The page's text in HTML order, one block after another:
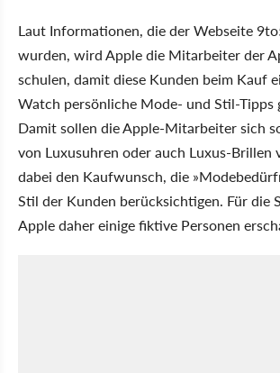
Laut Informationen, die der Webseite
wurden, wird Apple die Mitarbeiter der
schulen, damit diese Kunden beim Kauf
Watch persönliche Mode- und Stil-Tipps
Damit sollen die Apple-Mitarbeiter sich
von Luxusuhren oder auch Luxus-Brillen
dabei den Kaufwunsch, die
Stil der Kunden berücksichtigen. Für die
Apple daher einige fiktive Personen